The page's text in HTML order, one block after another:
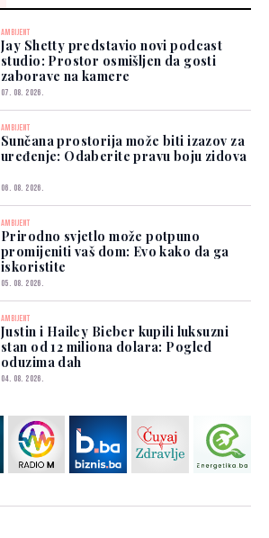
AMBIJENT
Jay Shetty predstavio novi podcast
studio: Prostor osmišljen da gosti
zaborave na kamere
07. 08. 2026.
AMBIJENT
Sunčana prostorija može biti izazov za
uređenje: Odaberite pravu boju zidova
06. 08. 2026.
AMBIJENT
Prirodno svjetlo može potpuno
promijeniti vaš dom: Evo kako da ga
iskoristite
05. 08. 2026.
AMBIJENT
Justin i Hailey Bieber kupili luksuzni
stan od 12 miliona dolara: Pogled
oduzima dah
04. 08. 2026.